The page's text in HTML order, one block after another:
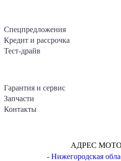
Спецпредложения
Кредит и рассрочка
Тест-драйв
Гарантия и сервис
Запчасти
Контакты
АДРЕС
- Нижегородская